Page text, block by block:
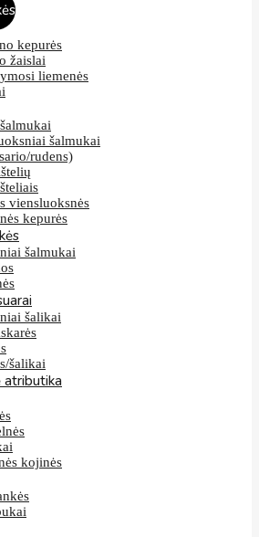
kepurės
žaislai
liemenės
šalmukai
rudens)
viensluoksnės
kepurės
šalmukai
šalikai
šalikai
atributika
kojinės